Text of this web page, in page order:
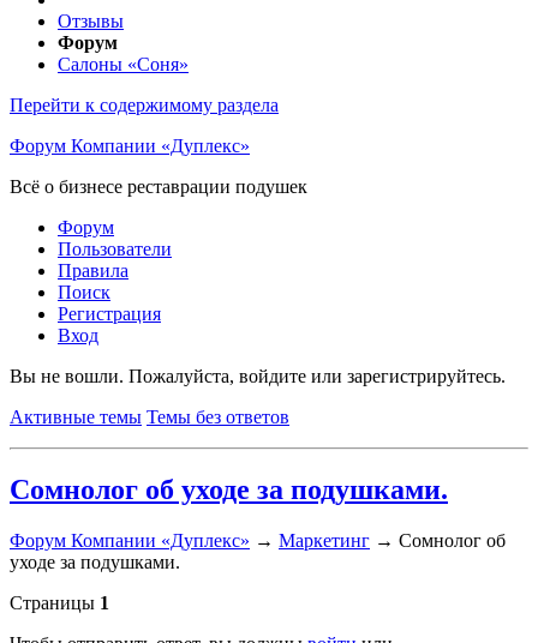
Отзывы
Форум
Салоны «Соня»
Перейти к содержимому раздела
Форум Компании «Дуплекс»
Всё о бизнесе реставрации подушек
Форум
Пользователи
Правила
Поиск
Регистрация
Вход
Вы не вошли. Пожалуйста, войдите или зарегистрируйтесь.
Активные темы Темы без ответов
Сомнолог об уходе за подушками.
Форум Компании «Дуплекс» → Маркетинг → Сомнолог об
уходе за подушками.
Страницы 1